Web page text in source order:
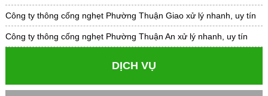
Công ty thông cống nghẹt Phường Thuận Giao xử lý nhanh, uy tín
Công ty thông cống nghẹt Phường Thuận An xử lý nhanh, uy tín
DỊCH VỤ